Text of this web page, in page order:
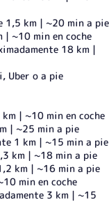
1,5 km | ~20 min a pie
~10 min en coche
18 km |
Uber o a pie
| ~10 min en coche
| ~25 min a pie
1 km | ~15 min a pie
km | ~18 min a pie
km | ~16 min a pie
min en coche
3 km | ~15